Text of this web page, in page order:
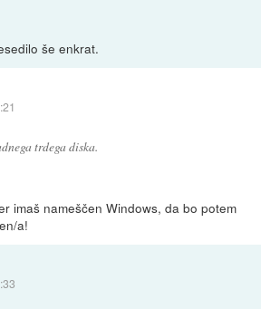
še enkrat.
trdega diska.
imaš nameščen Windows, da bo potem
a!